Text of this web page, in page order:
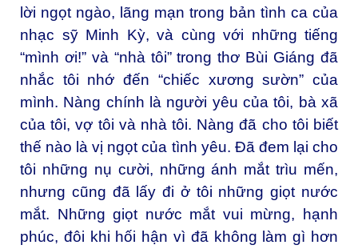
lời ngọt ngào, lãng mạn trong bản tình ca của
nhạc sỹ Minh Kỳ, và cùng với những tiếng
“mình ơi!” và “nhà tôi” trong thơ Bùi Giáng đã
nhắc tôi nhớ đến “chiếc xương sườn” của
mình. Nàng chính là người yêu của tôi, bà xã
của tôi, vợ tôi và nhà tôi. Nàng đã cho tôi biết
thế nào là vị ngọt của tình yêu. Đã đem lại cho
tôi những nụ cười, những ánh mắt trìu mến,
nhưng cũng đã lấy đi ở tôi những giọt nước
mắt. Những giọt nước mắt vui mừng, hạnh
phúc, đôi khi hối hận vì đã không làm gì hơn